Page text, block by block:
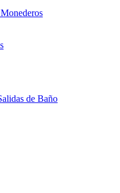
de Baño